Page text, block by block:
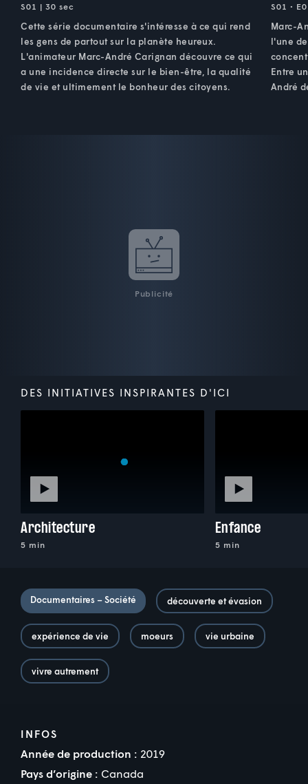
S01 | 30 sec
Cette série documentaire s'intéresse à ce qui rend
les gens de partout sur la planète heureux.
L'animateur Marc-André Carignan découvre ce qui
a une incidence directe sur le bien-être, la qualité
de vie et ultimement le bonheur des citoyens.
S01 •
Marc-
l'une
Entre
André
Publicité
DES INITIATIVES INSPIRANTES D'ICI
Architecture
5 min
Enfance
5 min
Documentaires – Société découverte et évasion
expérience de vie moeurs vie urbaine
vivre autrement
INFOS
Année de production : 2019
Pays d’origine : Canada